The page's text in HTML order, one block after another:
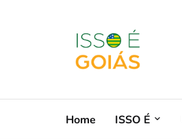
Home ISSO É